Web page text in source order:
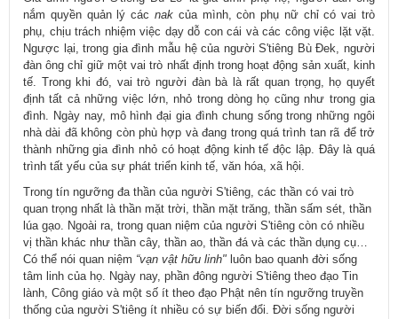
nắm quyền quản lý các nakcủa mình, còn phụ nữ chỉ có vai trò
phụ, chịu trách nhiệm việc dạy dỗ con cái và các công việc lặt vặt.
Ngược lại, trong gia đình mẫu hệ của người S'tiêng Bù Đek, người
đàn ông chỉ giữ một vai trò nhất định trong hoạt động sản xuất, kinh
tế. Trong khi đó, vai trò người đàn bà là rất quan trọng, họ quyết
định tất cả những việc lớn, nhỏ trong dòng họ cũng như trong gia
đình. Ngày nay, mô hình đại gia đình chung sống trong những ngôi
nhà dài đã không còn phù hợp và đang trong quá trình tan rã để trở
thành những gia đình nhỏ có hoạt động kinh tế độc lập. Đây là quá
trình tất yếu của sự phát triển kinh tế, văn hóa, xã hội.
Trong tín ngưỡng đa thần của người S'tiêng, các thần có vai trò
quan trọng nhất là thần mặt trời, thần mặt trăng, thần sấm sét, thần
lúa gạo. Ngoài ra, trong quan niệm của người S'tiêng còn có nhiều
vị thần khác như thần cây, thần ao, thần đá và các thần dụng cụ…
Có thể nói quan niệm “vạn vật hữu linh" luôn bao quanh đời sống
tâm linh của họ. Ngày nay, phần đông người S'tiêng theo đạo Tin
lành, Công giáo và một số ít theo đạo Phật nên tín ngưỡng truyền
thống của người S'tiêng ít nhiều có sự biến đổi. Đời sống người